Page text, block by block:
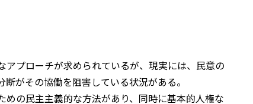
プローチが求められているが、現実には、民意の
がその協働を阻害している状況がある。
の民主主義的な方法があり、同時に基本的人権な